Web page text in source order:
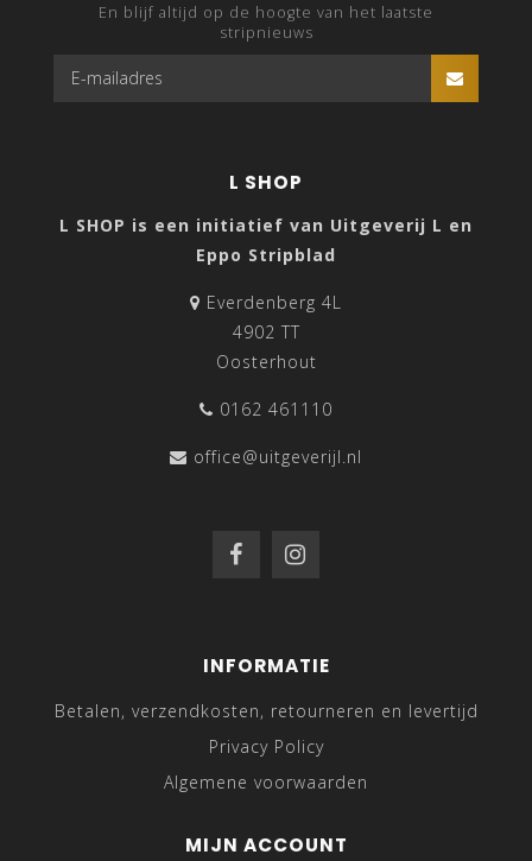
En blijf altijd op de hoogte van het laatste
stripnieuws
L SHOP
L SHOP is een initiatief van Uitgeverij L en
Eppo Stripblad
Everdenberg 4L
4902 TT
Oosterhout
0162 461110
office@uitgeverijl.nl
INFORMATIE
Betalen, verzendkosten, retourneren en levertijd
Privacy Policy
Algemene voorwaarden
MIJN ACCOUNT